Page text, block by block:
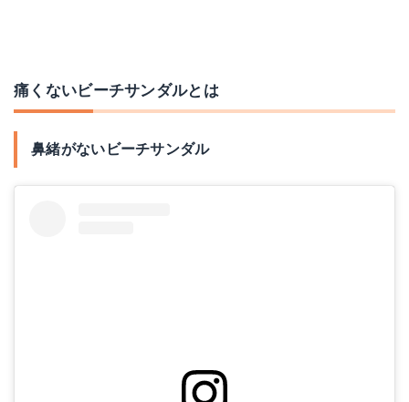
Amazonで詳細を見る
楽天で詳細を見る
Yahoo!ショッピングを見る Yahoo!ショッピングを見る
痛くないビーチサンダルとは
鼻緒がないビーチサンダル